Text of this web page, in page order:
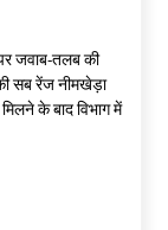
जवाब-तलब की
सब रेंज नीमखेड़ा
के बाद विभाग में